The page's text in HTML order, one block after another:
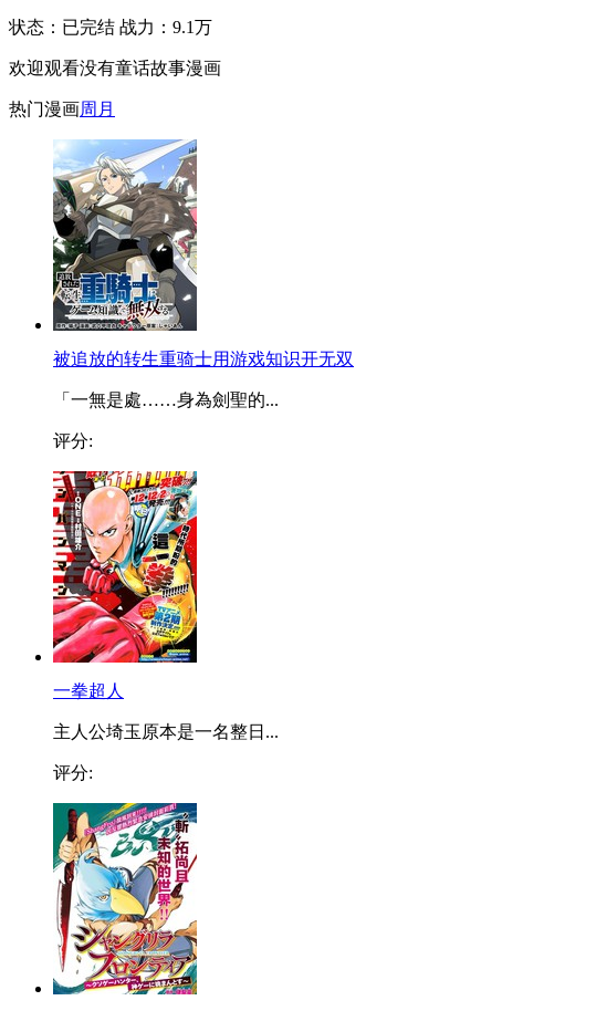
状态： 已完结 战力：9.1万
欢迎观看没有童话故事漫画
热门漫画周 月
被追放的转生重骑士用游戏知识开无双
「一無是處……身為劍聖的...
评分:
一拳超人
主人公埼玉原本是一名整日...
评分: